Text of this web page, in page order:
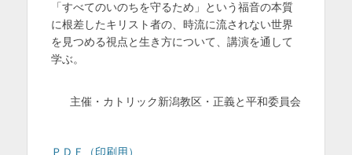
「すべてのいのちを守るため」という福音の本質
に根差したキリスト者の、時流に流されない世界
を見つめる視点と生き方について、講演を通して
学ぶ。
主催・カトリック新潟教区・正義と平和委員会
ＰＤＦ（印刷用）